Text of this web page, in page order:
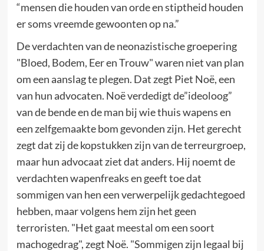
“mensen die houden van orde en stiptheid houden
er soms vreemde gewoonten op na.”
De verdachten van de neonazistische groepering
"Bloed, Bodem, Eer en Trouw" waren niet van plan
om een aanslag te plegen. Dat zegt Piet Noë, een
van hun advocaten. Noë verdedigt de”ideoloog”
van de bende en de man bij wie thuis wapens en
een zelfgemaakte bom gevonden zijn. Het gerecht
zegt dat zij de kopstukken zijn van de terreurgroep,
maar hun advocaat ziet dat anders. Hij noemt de
verdachten wapenfreaks en geeft toe dat
sommigen van hen een verwerpelijk gedachtegoed
hebben, maar volgens hem zijn het geen
terroristen. "Het gaat meestal om een soort
machogedrag", zegt Noë. "Sommigen zijn legaal bij